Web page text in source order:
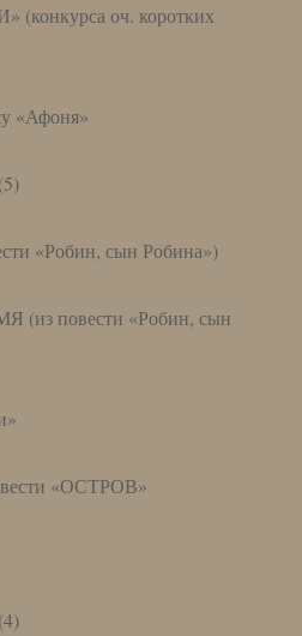
оч. коротких
«Афоня»
«Робин, сын Робина»)
повести «Робин, сын
«ОСТРОВ»